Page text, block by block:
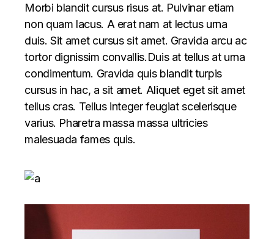
Morbi blandit cursus risus at. Pulvinar etiam
non quam lacus. A erat nam at lectus urna
duis. Sit amet cursus sit amet. Gravida arcu ac
tortor dignissim convallis.Duis at tellus at urna
condimentum. Gravida quis blandit turpis
cursus in hac, a sit amet. Aliquet eget sit amet
tellus cras. Tellus integer feugiat scelerisque
varius. Pharetra massa massa ultricies
malesuada fames quis.